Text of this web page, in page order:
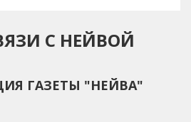
С НЕЙВОЙ
ГАЗЕТЫ "НЕЙВА"